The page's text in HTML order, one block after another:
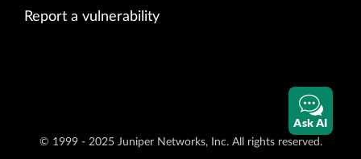
Report a vulnerability
© 1999 - 2025 Juniper Networks, Inc. All rights reserved.
Ask AI